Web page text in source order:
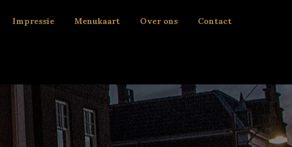
Impressie Menukaart Over ons Contact